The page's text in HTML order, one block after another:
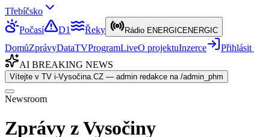
Třebíčsko
Počasí
D1 Řeky Rádio ENERGICENERGIC
DomůZprávyDataTVProgramLiveO projektuInzerce
AI BREAKING NEWS
Vítejte v TV i-Vysočina.CZ — admin redakce na /admin_phm
Newsroom
Zprávy z Vysočiny